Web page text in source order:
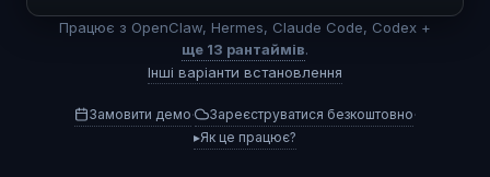
Працює з OpenClaw, Hermes, Claude Code, Codex +
ще 13 рантаймів.
Інші варіанти встановлення
Замовити демо· Зареєструватися безкоштовно·
▸Як це працює?